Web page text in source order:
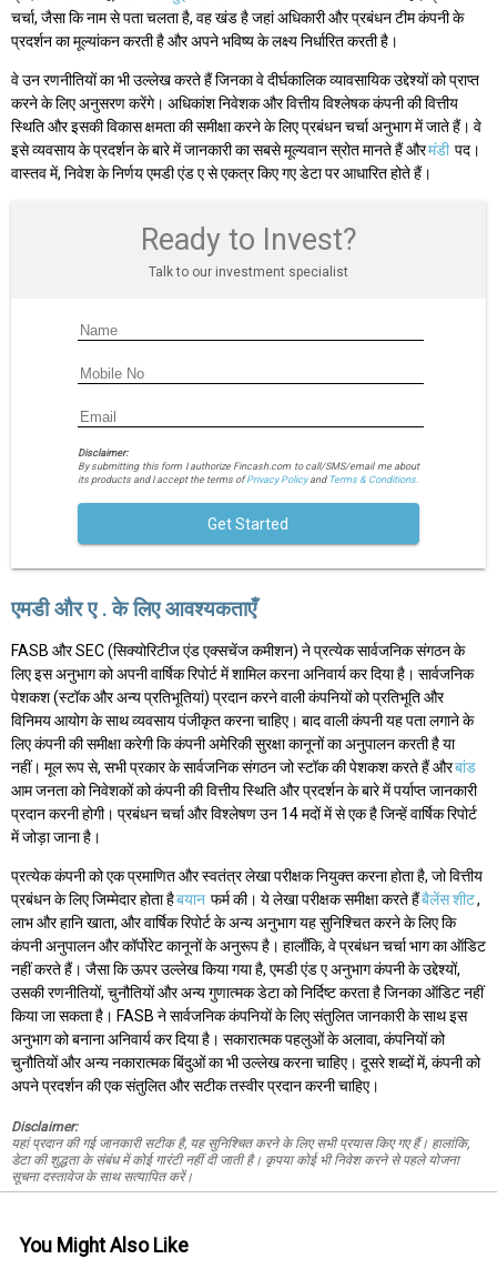
चर्चा, जैसा कि नाम से पता चलता है, वह खंड है जहां अधिकारी और प्रबंधन टीम कंपनी के
प्रदर्शन का मूल्यांकन करती है और अपने भविष्य के लक्ष्य निर्धारित करती है।
वे उन रणनीतियों का भी उल्लेख करते हैं जिनका वे दीर्घकालिक व्यावसायिक उद्देश्यों को प्राप्त
करने के लिए अनुसरण करेंगे। अधिकांश निवेशक और वित्तीय विश्लेषक कंपनी की वित्तीय
स्थिति और इसकी विकास क्षमता की समीक्षा करने के लिए प्रबंधन चर्चा अनुभाग में जाते हैं। वे
इसे व्यवसाय के प्रदर्शन के बारे में जानकारी का सबसे मूल्यवान स्रोत मानते हैं औरमंडी पद।
वास्तव में, निवेश के निर्णय एमडी एंड ए से एकत्र किए गए डेटा पर आधारित होते हैं।
Ready to Invest?
Talk to our investment specialist
Disclaimer:
By submitting this form I authorize Fincash.com to call/SMS/email me about
its products and I accept the terms ofPrivacy Policyand Terms & Conditions.
Get Started
एमडी और ए . के लिए आवश्यकताएँ
FASB और SEC (सिक्योरिटीज एंड एक्सचेंज कमीशन) ने प्रत्येक सार्वजनिक संगठन के
लिए इस अनुभाग को अपनी वार्षिक रिपोर्ट में शामिल करना अनिवार्य कर दिया है। सार्वजनिक
पेशकश (स्टॉक और अन्य प्रतिभूतियां) प्रदान करने वाली कंपनियों को प्रतिभूति और
विनिमय आयोग के साथ व्यवसाय पंजीकृत करना चाहिए। बाद वाली कंपनी यह पता लगाने के
लिए कंपनी की समीक्षा करेगी कि कंपनी अमेरिकी सुरक्षा कानूनों का अनुपालन करती है या
नहीं। मूल रूप से, सभी प्रकार के सार्वजनिक संगठन जो स्टॉक की पेशकश करते हैं औरबांड
आम जनता को निवेशकों को कंपनी की वित्तीय स्थिति और प्रदर्शन के बारे में पर्याप्त जानकारी
प्रदान करनी होगी। प्रबंधन चर्चा और विश्लेषण उन 14 मदों में से एक है जिन्हें वार्षिक रिपोर्ट
में जोड़ा जाना है।
प्रत्येक कंपनी को एक प्रमाणित और स्वतंत्र लेखा परीक्षक नियुक्त करना होता है, जो वित्तीय
प्रबंधन के लिए जिम्मेदार होता हैबयान फर्म की। ये लेखा परीक्षक समीक्षा करते हैंबैलेंस शीट,
लाभ और हानि खाता, और वार्षिक रिपोर्ट के अन्य अनुभाग यह सुनिश्चित करने के लिए कि
कंपनी अनुपालन और कॉर्पोरेट कानूनों के अनुरूप है। हालाँकि, वे प्रबंधन चर्चा भाग का ऑडिट
नहीं करते हैं। जैसा कि ऊपर उल्लेख किया गया है, एमडी एंड ए अनुभाग कंपनी के उद्देश्यों,
उसकी रणनीतियों, चुनौतियों और अन्य गुणात्मक डेटा को निर्दिष्ट करता है जिनका ऑडिट नहीं
किया जा सकता है। FASB ने सार्वजनिक कंपनियों के लिए संतुलित जानकारी के साथ इस
अनुभाग को बनाना अनिवार्य कर दिया है। सकारात्मक पहलुओं के अलावा, कंपनियों को
चुनौतियों और अन्य नकारात्मक बिंदुओं का भी उल्लेख करना चाहिए। दूसरे शब्दों में, कंपनी को
अपने प्रदर्शन की एक संतुलित और सटीक तस्वीर प्रदान करनी चाहिए।
Disclaimer:
यहां प्रदान की गई जानकारी सटीक है, यह सुनिश्चित करने के लिए सभी प्रयास किए गए हैं। हालांकि,
डेटा की शुद्धता के संबंध में कोई गारंटी नहीं दी जाती है। कृपया कोई भी निवेश करने से पहले योजना
सूचना दस्तावेज के साथ सत्यापित करें।
You Might Also Like